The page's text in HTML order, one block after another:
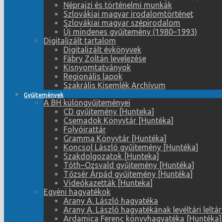
Néprajzi és történelmi munkák
Szlovákiai magyar irodalomtörténet
Szlovákiai magyar szépirodalom
Új mindenes gyűjtemény (1980–1993)
Digitalizált tartalom
Digitalizált évkönyvek
Fábry Zoltán levelezése
Kisnyomtatványok
Regionális lapok
Szakrális Kisemlék Archívum
Gyűjtemények
A BH különgyűjteményei
CD gyűjtemény [Hunteka]
Csemadok Könyvtár [Huntéka]
Folyóirattár
Gramma Könyvtár [Huntéka]
Koncsol László gyűjtemény [Huntéka]
Szakdolgozatok [Hunteka]
Tóth–Ozsvald gyűjtemény [Huntéka]
Tőzsér Árpád gyűjtemény [Huntéka]
Videókazetták [Hunteka]
Egyéni hagyatékok
Arany A. László hagyatéka
Arany A. László hagyatékának levéltári
Ardamica Ferenc könyvhagyatéka [Huntéka]